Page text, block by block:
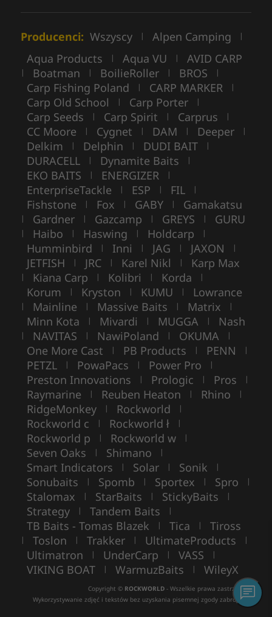
Producenci: Wszyscy | Alpen Camping |
Aqua Products | Aqua VU | AVID CARP
| Boatman | BoilieRoller | BROS |
Carp Fishing Poland | CARP MARKER |
Carp Old School | Carp Porter |
Carp Seeds | Carp Spirit | Carprus |
CC Moore | Cygnet | DAM | Deeper |
Delkim | Delphin | DUDI BAIT |
DURACELL | Dynamite Baits |
EKO BAITS | ENERGIZER |
EnterpriseTackle | ESP | FIL |
Fishstone | Fox | GABY | Gamakatsu
| Gardner | Gazcamp | GREYS | GURU
| Haibo | Haswing | Holdcarp |
Humminbird | Inni | JAG | JAXON |
JETFISH | JRC | Karel Nikl | Karp Max
| Kiana Carp | Kolibri | Korda |
Korum | Kryston | KUMU | Lowrance
| Mainline | Massive Baits | Matrix |
Minn Kota | Mivardi | MUGGA | Nash
| NAVITAS | NawiPoland | OKUMA |
One More Cast | PB Products | PENN |
PETZL | PowaPacs | Power Pro |
Preston Innovations | Prologic | Pros |
Raymarine | Reuben Heaton | Rhino |
RidgeMonkey | Rockworld |
Rockworld c | Rockworld ł |
Rockworld p | Rockworld w |
Seven Oaks | Shimano |
Smart Indicators | Solar | Sonik |
Sonubaits | Spomb | Sportex | Spro |
Stalomax | StarBaits | StickyBaits |
Strategy | Tandem Baits |
TB Baits - Tomas Blazek | Tica | Tiross
| Toslon | Trakker | UltimateProducts |
Ultimatron | UnderCarp | VASS |
VIKING BOAT | WarmuzBaits | WileyX
Copyright © ROCKWORLD - Wszelkie prawa zastrzeżone.
Wykorzystywanie zdjęć i tekstów bez uzyskania pisemnej zgody zabronione.